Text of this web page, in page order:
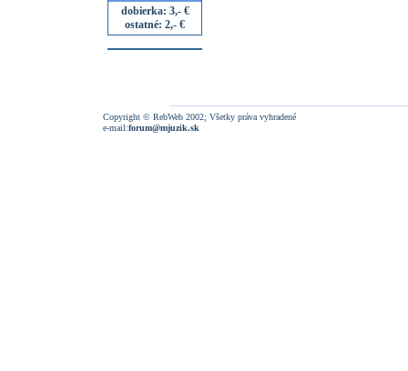
dobierka: 3,- €
ostatné: 2,- €
Copyright © RebWeb 2002; Všetky práva vyhradené
e-mail:forum@mjuzik.sk